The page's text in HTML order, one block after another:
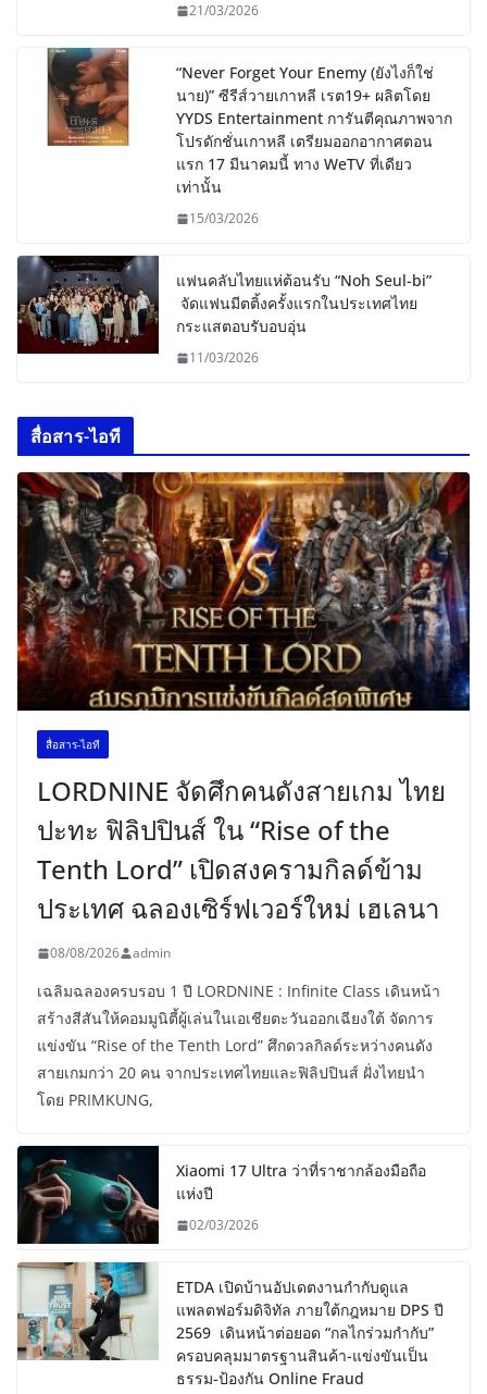
21/03/2026
“Never Forget Your Enemy (ยังไงก็ใช่
นาย)” ซีรีส์วายเกาหลี เรต19+ ผลิตโดย
YYDS Entertainment การันตีคุณภาพจาก
โปรดักชั่นเกาหลี เตรียมออกอากาศตอน
แรก 17 มีนาคมนี้ ทาง WeTV ที่เดียว
เท่านั้น
15/03/2026
แฟนคลับไทยแห่ต้อนรับ “Noh Seul-bi”
จัดแฟนมีตติ้งครั้งแรกในประเทศไทย
กระแสตอบรับอบอุ่น
11/03/2026
สื่อสาร-ไอที
สื่อสาร-ไอที
LORDNINE จัดศึกคนดังสายเกม ไทย
ปะทะ ฟิลิปปินส์ ใน “Rise of the
Tenth Lord” เปิดสงครามกิลด์ข้าม
ประเทศ ฉลองเซิร์ฟเวอร์ใหม่ เฮเลนา
08/08/2026 admin
เฉลิมฉลองครบรอบ 1 ปี LORDNINE : Infinite Class เดินหน้า
สร้างสีสันให้คอมมูนิตี้ผู้เล่นในเอเชียตะวันออกเฉียงใต้ จัดการ
แข่งขัน “Rise of the Tenth Lord” ศึกดวลกิลด์ระหว่างคนดัง
สายเกมกว่า 20 คน จากประเทศไทยและฟิลิปปินส์ ฝั่งไทยนำ
โดย PRIMKUNG,
Xiaomi 17 Ultra ว่าที่ราชากล้องมือถือ
แห่งปี
02/03/2026
ETDA เปิดบ้านอัปเดตงานกำกับดูแล
แพลตฟอร์มดิจิทัล ภายใต้กฎหมาย DPS ปี
2569 เดินหน้าต่อยอด “กลไกร่วมกำกับ”
ครอบคลุมมาตรฐานสินค้า-แข่งขันเป็น
ธรรม-ป้องกัน Online Fraud